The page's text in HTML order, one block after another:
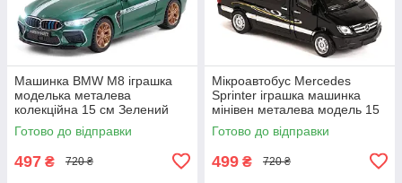
Машинка BMW M8 іграшка
моделька металева
колекційна 15 см Зелений
(59890)
Готово до відправки
497 ₴ 720 ₴
Мікроавтобус Mercedes
Sprinter іграшка машинка
мінівен металева модель 15
см Чорний (59666)
Готово до відправки
499 ₴ 720 ₴